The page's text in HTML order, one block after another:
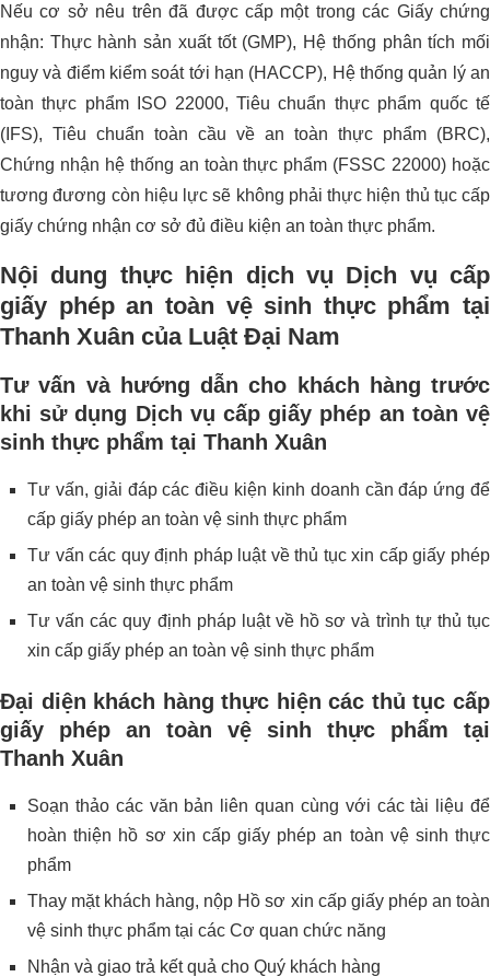
Nếu cơ sở nêu trên đã được cấp một trong các Giấy chứng
nhận: Thực hành sản xuất tốt (GMP), Hệ thống phân tích mối
nguy và điểm kiểm soát tới hạn (HACCP), Hệ thống quản lý an
toàn thực phẩm ISO 22000, Tiêu chuẩn thực phẩm quốc tế
(IFS), Tiêu chuẩn toàn cầu về an toàn thực phẩm (BRC),
Chứng nhận hệ thống an toàn thực phẩm (FSSC 22000) hoặc
tương đương còn hiệu lực sẽ không phải thực hiện thủ tục cấp
giấy chứng nhận cơ sở đủ điều kiện an toàn thực phẩm.
Nội dung thực hiện dịch vụ Dịch vụ cấp
giấy phép an toàn vệ sinh thực phẩm tại
Thanh Xuân của Luật Đại Nam
Tư vấn và hướng dẫn cho khách hàng trước
khi sử dụng Dịch vụ cấp giấy phép an toàn vệ
sinh thực phẩm tại Thanh Xuân
Tư vấn, giải đáp các điều kiện kinh doanh cần đáp ứng để
cấp giấy phép an toàn vệ sinh thực phẩm
Tư vấn các quy định pháp luật về thủ tục xin cấp giấy phép
an toàn vệ sinh thực phẩm
Tư vấn các quy định pháp luật về hồ sơ và trình tự thủ tục
xin cấp giấy phép an toàn vệ sinh thực phẩm
Đại diện khách hàng thực hiện các thủ tục cấp
giấy phép an toàn vệ sinh thực phẩm tại
Thanh Xuân
Soạn thảo các văn bản liên quan cùng với các tài liệu để
hoàn thiện hồ sơ xin cấp giấy phép an toàn vệ sinh thực
phẩm
Thay mặt khách hàng, nộp Hồ sơ xin cấp giấy phép an toàn
vệ sinh thực phẩm tại các Cơ quan chức năng
Nhận và giao trả kết quả cho Quý khách hàng